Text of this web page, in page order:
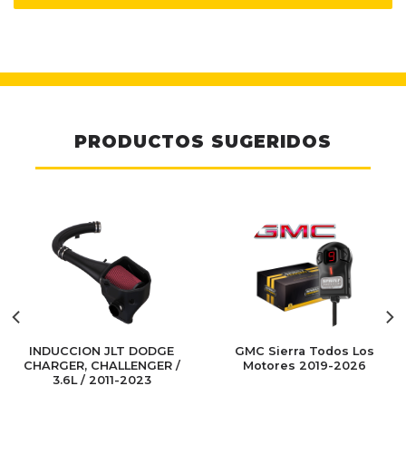
PRODUCTOS SUGERIDOS
INDUCCION JLT DODGE
CHARGER, CHALLENGER /
3.6L / 2011-2023
GMC Sierra Todos Los
Motores 2019-2026